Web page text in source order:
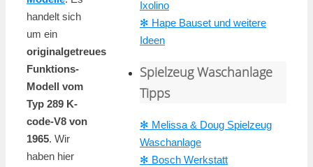
handelt sich
um ein
originalgetreues
Funktions-
Modell vom
Typ 289 K-
code-V8 von
1965. Wir
haben hier
Ixolino
✻ Hape Bauset und weitere
Ideen
Spielzeug Waschanlage
Tipps
✻ Melissa & Doug Spielzeug
Waschanlage
✻ Bosch Werkstatt